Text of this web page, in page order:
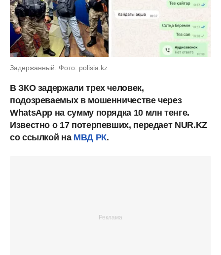
Задержанный. Фото: polisia.kz
В ЗКО задержали трех человек,
подозреваемых в мошенничестве через
WhatsApp на сумму порядка 10 млн тенге.
Известно о 17 потерпевших, передает NUR.KZ
со ссылкой на МВД РК.